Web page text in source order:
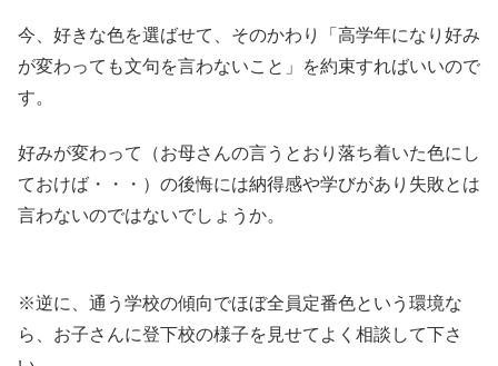
今、好きな色を選ばせて、そのかわり「高学年になり好み
が変わっても文句を言わないこと」を約束すればいいので
す。
好みが変わって（お母さんの言うとおり落ち着いた色にし
ておけば・・・）の後悔には納得感や学びがあり失敗とは
言わないのではないでしょうか。
※逆に、通う学校の傾向でほぼ全員定番色という環境な
ら、お子さんに登下校の様子を見せてよく相談して下さ